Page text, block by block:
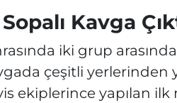
Kavga
iki grup
çeşitli yerlerinden
ekiplerince yapılan